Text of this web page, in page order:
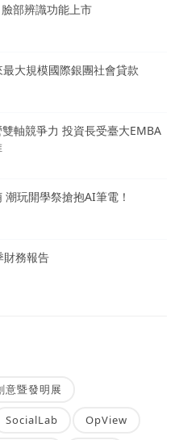
部辨識功能上市
大規模國際銀團社會貸款
軸競爭力 投資長受臺大EMBA
玩開學祭搶抱AI筆電！
財務報告
意暨發明展
SocialLab OpView